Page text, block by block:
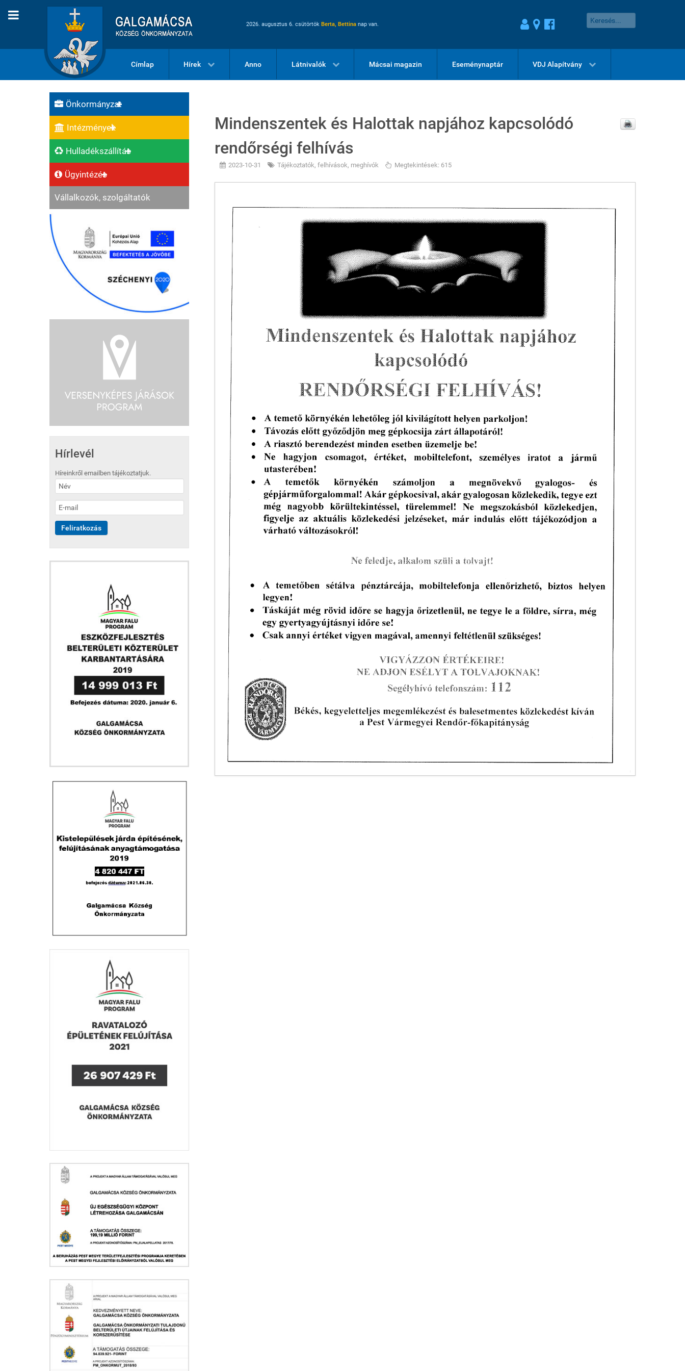
2026. augusztus 6. csütörtök Berta, Bettina nap van.
Címlap Hírek Anno Látnivalók Mácsai magazin Eseménynaptár VDJ Alapítvány
Önkormányzat
Intézmények
Hulladékszállítás
Ügyintézés
Vállalkozók, szolgáltatók
Hírlevél
Híreinkről emailben tájékoztatjuk.
Mindenszentek és Halottak napjához kapcsolódó
rendőrségi felhívás
2023-10-31 Tájékoztatók, felhívások, meghívók Megtekintések: 615